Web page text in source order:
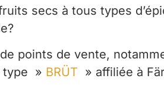
secs à tous types
points de vente,
type » BRÜT » affiliée à